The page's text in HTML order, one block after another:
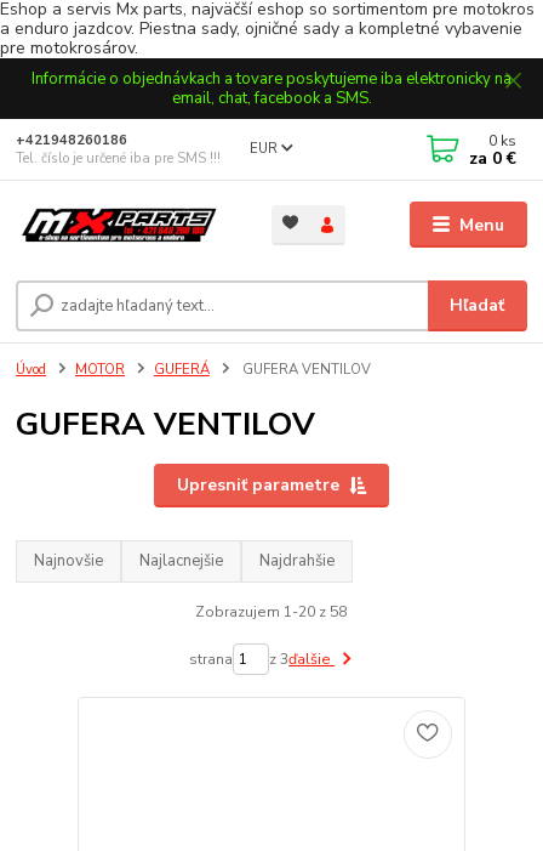
Eshop a servis Mx parts, najväčší eshop so sortimentom pre motokros
a enduro jazdcov. Piestna sady, ojničné sady a kompletné vybavenie
pre motokrosárov.
Informácie o objednávkach a tovare poskytujeme iba elektronicky na
email, chat, facebook a SMS.
Menu
EUR
Hľadať
+421948260186
Tel. číslo je určené iba pre SMS !!!
0 ks
za 0 €
Úvod MOTOR GUFERÁ GUFERA VENTILOV
GUFERA VENTILOV
Upresniť parametre
Najnovšie Najlacnejšie Najdrahšie
Zobrazujem 1-20 z 58
strana z 3ďalšie